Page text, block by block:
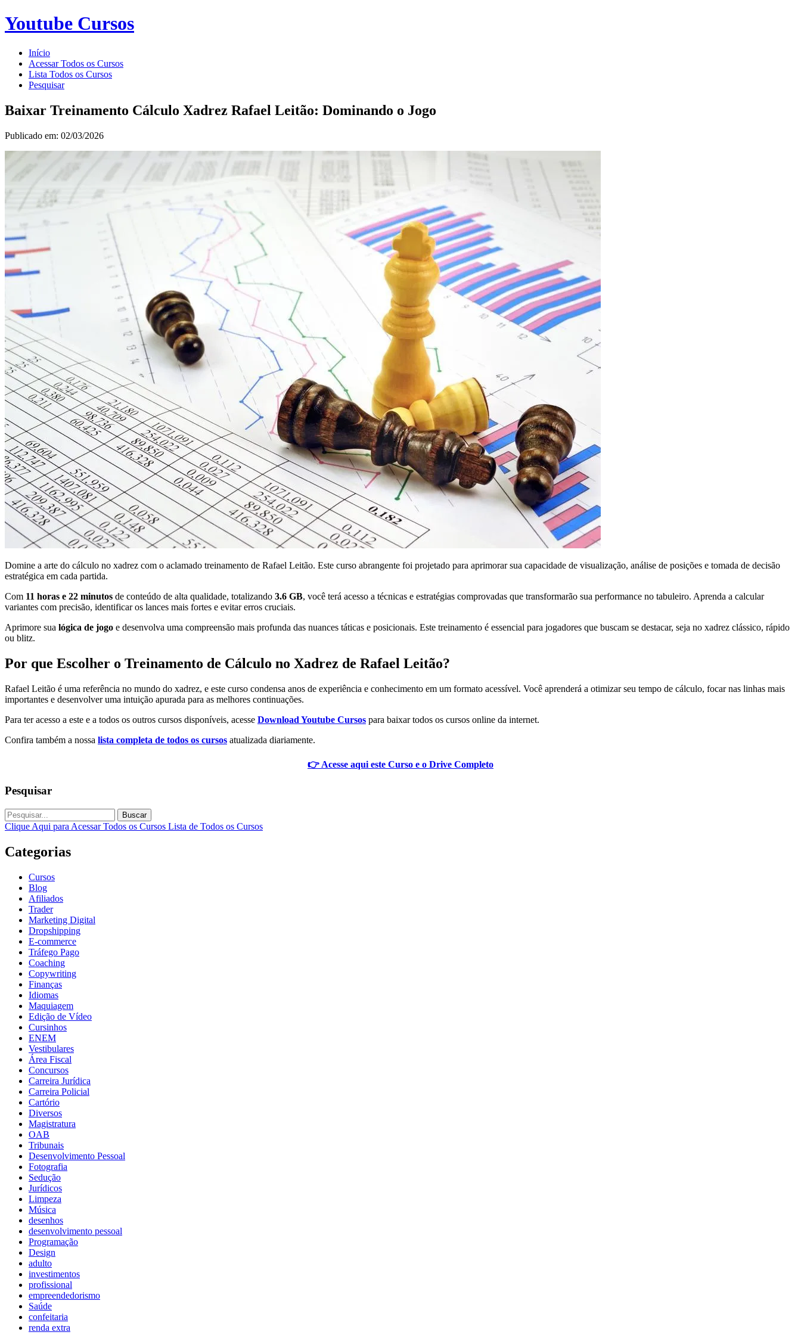
Youtube Cursos
Início
Acessar Todos os Cursos
Lista Todos os Cursos
Pesquisar
Baixar Treinamento Cálculo Xadrez Rafael Leitão: Dominando o Jogo
Publicado em: 02/03/2026
Domine a arte do cálculo no xadrez com o aclamado treinamento de Rafael Leitão. Este curso abrangente foi projetado para aprimorar sua capacidade de visualização, análise de posições e tomada de decisão
estratégica em cada partida.
Com 11 horas e 22 minutos de conteúdo de alta qualidade, totalizando 3.6 GB, você terá acesso a técnicas e estratégias comprovadas que transformarão sua performance no tabuleiro. Aprenda a calcular
variantes com precisão, identificar os lances mais fortes e evitar erros cruciais.
Aprimore sua lógica de jogo e desenvolva uma compreensão mais profunda das nuances táticas e posicionais. Este treinamento é essencial para jogadores que buscam se destacar, seja no xadrez clássico, rápido
ou blitz.
Por que Escolher o Treinamento de Cálculo no Xadrez de Rafael Leitão?
Rafael Leitão é uma referência no mundo do xadrez, e este curso condensa anos de experiência e conhecimento em um formato acessível. Você aprenderá a otimizar seu tempo de cálculo, focar nas linhas mais
importantes e desenvolver uma intuição apurada para as melhores continuações.
Para ter acesso a este e a todos os outros cursos disponíveis, acesse Download Youtube Cursos para baixar todos os cursos online da internet.
Confira também a nossa lista completa de todos os cursos atualizada diariamente.
👉 Acesse aqui este Curso e o Drive Completo
Pesquisar
Buscar
Clique Aqui para Acessar Todos os Cursos Lista de Todos os Cursos
Categorias
Cursos
Blog
Afiliados
Trader
Marketing Digital
Dropshipping
E-commerce
Tráfego Pago
Coaching
Copywriting
Finanças
Idiomas
Maquiagem
Edição de Vídeo
Cursinhos
ENEM
Vestibulares
Área Fiscal
Concursos
Carreira Jurídica
Carreira Policial
Cartório
Diversos
Magistratura
OAB
Tribunais
Desenvolvimento Pessoal
Fotografia
Sedução
Jurídicos
Limpeza
Música
desenhos
desenvolvimento pessoal
Programação
Design
adulto
investimentos
profissional
empreendedorismo
Saúde
confeitaria
renda extra